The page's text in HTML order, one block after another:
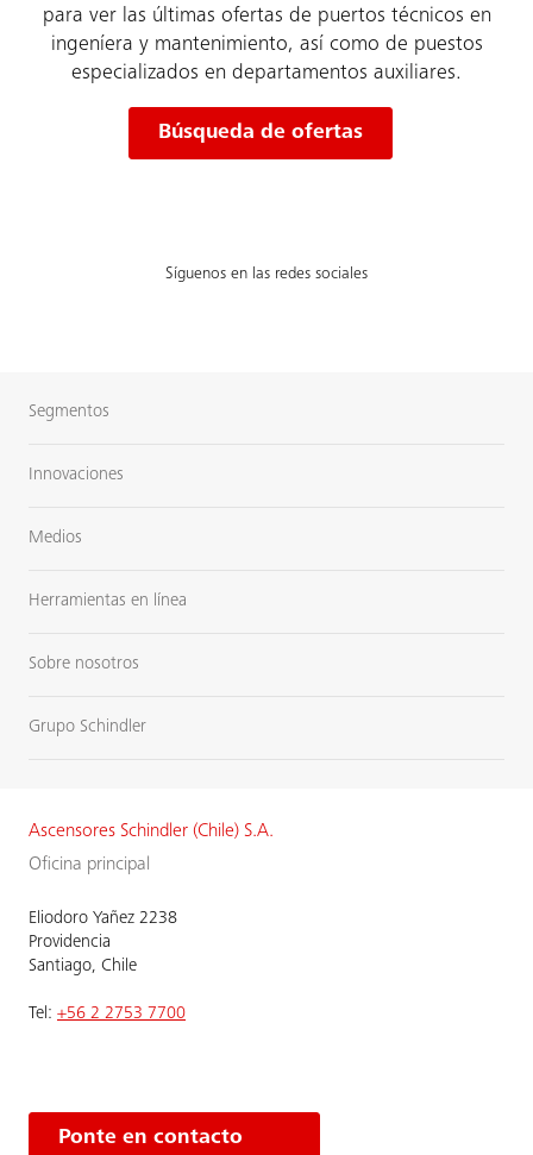
para ver las últimas ofertas de puertos técnicos en
ingeníera y mantenimiento, así como de puestos
especializados en departamentos auxiliares.
Búsqueda de ofertas
Síguenos en las redes sociales
Segmentos
Innovaciones
Medios
Herramientas en línea
Sobre nosotros
Grupo Schindler
Ascensores Schindler (Chile) S.A.
Oficina principal
Eliodoro Yañez 2238
Providencia
Santiago, Chile
Tel: +56 2 2753 7700
Ponte en contacto